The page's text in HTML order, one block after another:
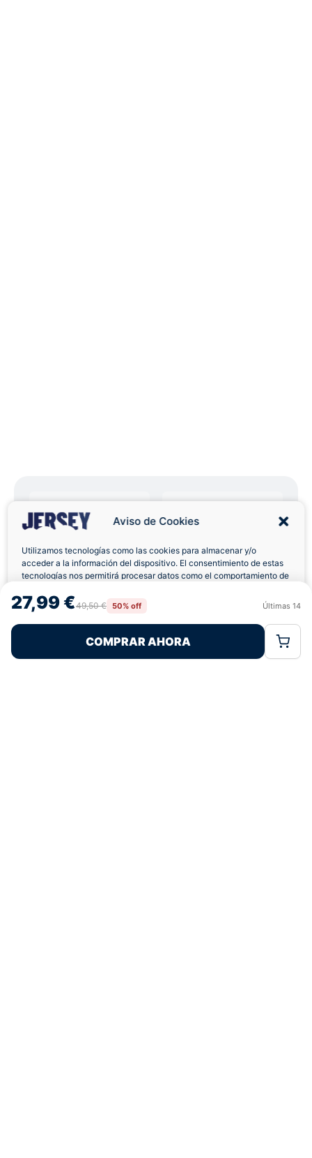
Aviso de Cookies
Utilizamos tecnologías como las cookies para almacenar y/o
acceder a la información del dispositivo. El consentimiento de estas
tecnologías nos permitirá procesar datos como el comportamiento de
retirar el consentimiento, puede afectar negativamente a ciertas
características y funciones.
Rechazar
Política de CookiesPolítica de Privacidad
27,99 €49,50 € 50% off Últimas 14
COMPRAR AHORA
Pagos 100% Seguros Ofertas Sin Límites